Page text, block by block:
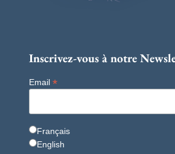
Inscrivez-vous à notre
Email *
Français
English